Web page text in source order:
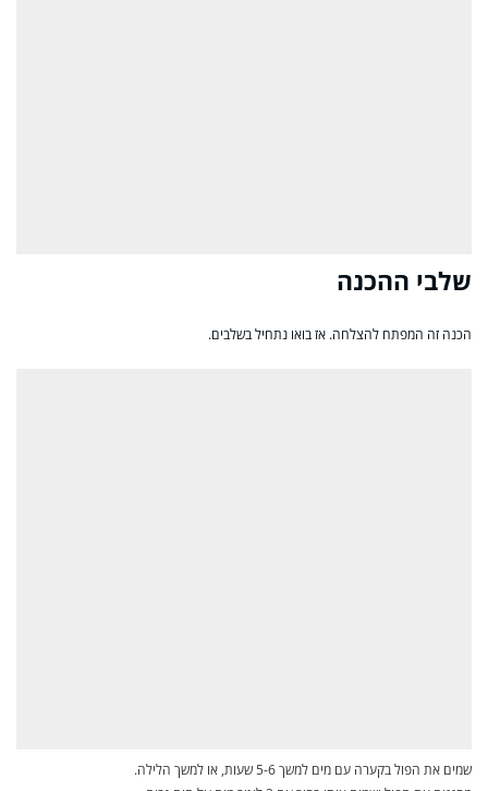
שלבי ההכנה
הכנה זה המפתח להצלחה. אז בואו נתחיל בשלבים.
שמים את הפול בקערה עם מים למשך 5-6 שעות, או למשך הלילה.